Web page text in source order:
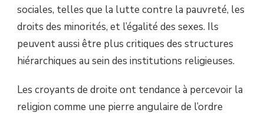
sociales, telles que la lutte contre la pauvreté, les
droits des minorités, et l’égalité des sexes. Ils
peuvent aussi être plus critiques des structures
hiérarchiques au sein des institutions religieuses.
Les croyants de droite ont tendance à percevoir la
religion comme une pierre angulaire de l’ordre